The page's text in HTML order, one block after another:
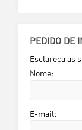
PEDIDO DE
Esclareça as
Nome:
E-mail: